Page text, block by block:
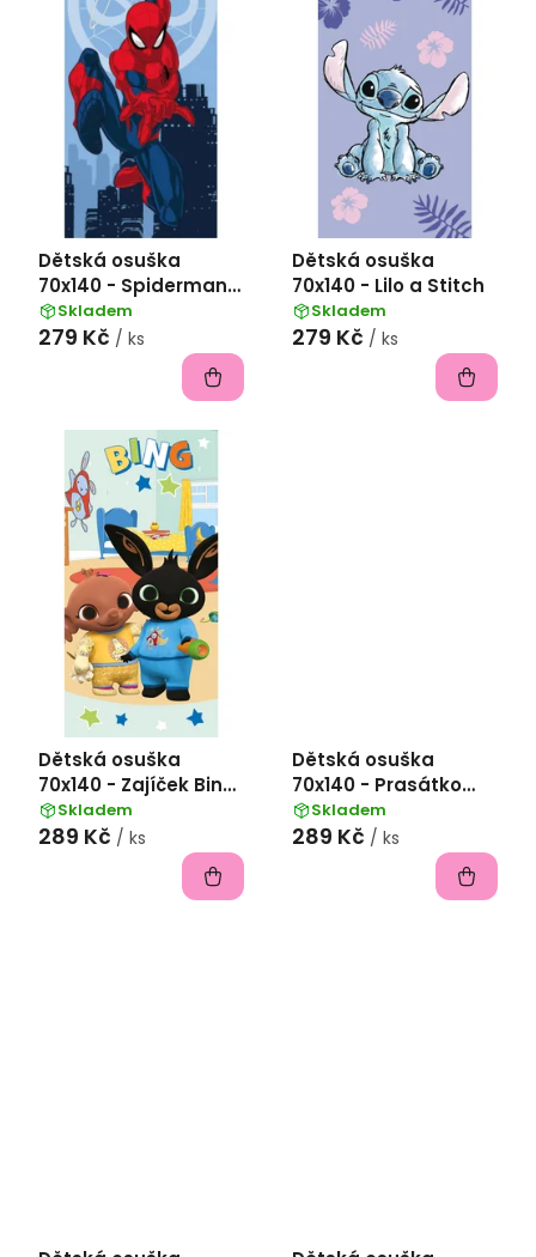
Dětská osuška
70x140 - Spiderman
Jump 03
Skladem
279 Kč / ks
Dětská osuška
70x140 - Lilo a Stitch
Skladem
279 Kč / ks
Dětská osuška
70x140 - Zajíček Bing
a Sula v pyžamu
Skladem
289 Kč / ks
Dětská osuška
70x140 - Prasátko
Pepina zábava na
zahradě
Skladem
289 Kč / ks